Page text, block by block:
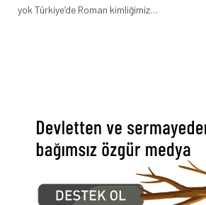
yok Türkiye’de Roman kimliğimiz…